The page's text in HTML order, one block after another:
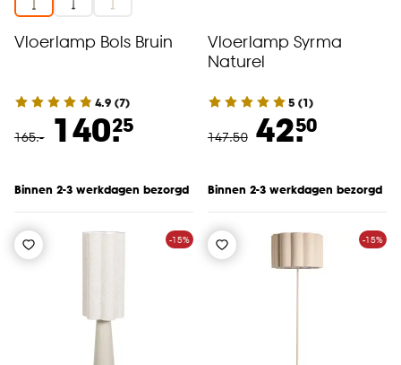
Vloerlamp Bols Bruin
4.9 (7)
165.- 140.25
Binnen 2-3 werkdagen bezorgd
Vloerlamp Syrma
Naturel
5 (1)
147.50 42.50
Binnen 2-3 werkdagen bezorgd
-15% -15%